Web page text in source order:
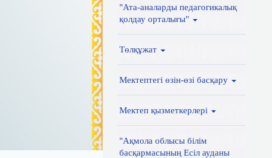
"Ата-аналарды педагогикалық
қолдау орталығы"
Төлқұжат
Мектептегі өзін-өзі басқару
Мектеп қызметкерлері
"Ақмола облысы білім
басқармасының Есіл ауданы